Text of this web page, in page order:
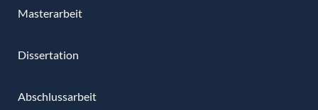
Masterarbeit
Dissertation
Abschlussarbeit